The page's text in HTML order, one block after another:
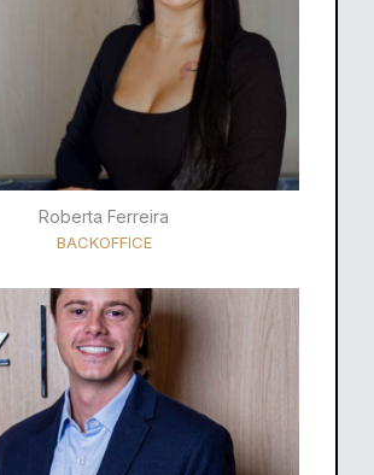
Roberta Ferreira
BACKOFFICE